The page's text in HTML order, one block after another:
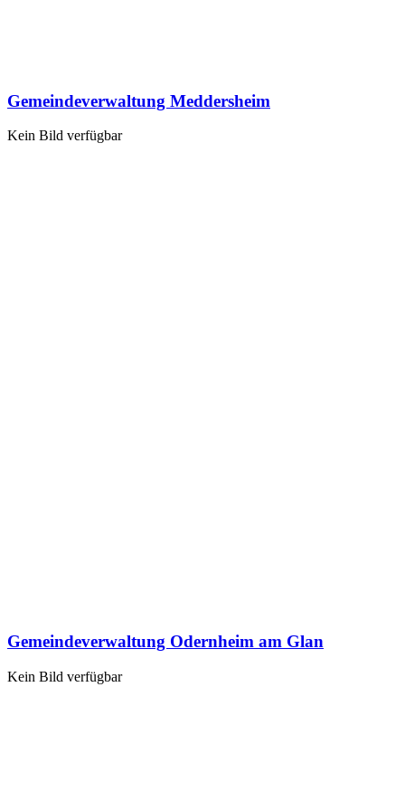
Gemeindeverwaltung Meddersheim
Kein Bild verfügbar
Gemeindeverwaltung Odernheim am Glan
Kein Bild verfügbar